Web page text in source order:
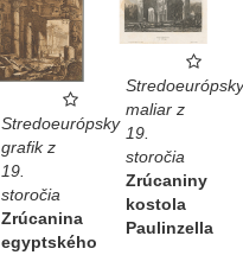
Stredoeurópsky
grafik z
19.
storočia
Zrúcanina
egyptského
Stredoeurópsky
maliar z
19.
storočia
Zrúcaniny
kostola
Paulinzella